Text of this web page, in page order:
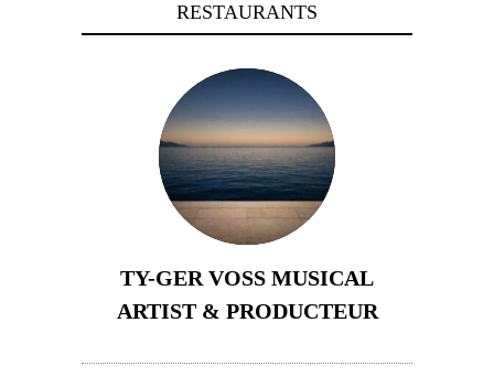
RESTAURANTS
TY-GER VOSS MUSICAL
ARTIST & PRODUCTEUR